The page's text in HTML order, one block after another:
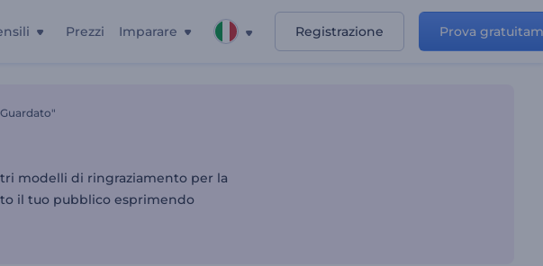
Prezzi Imparare Registrazione Prova
visione"
modelli di ringraziamento per la
il tuo pubblico esprimendo